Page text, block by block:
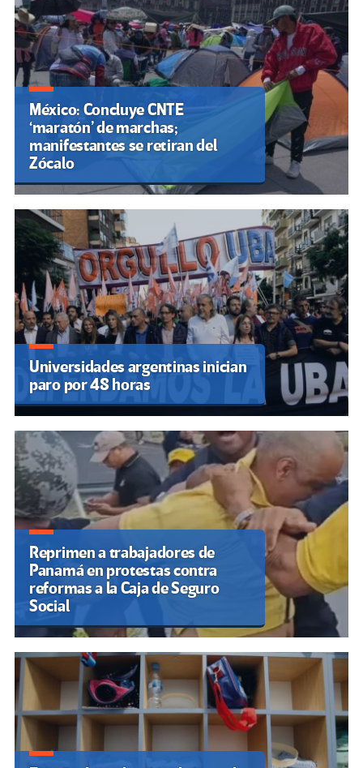
México: Concluye CNTE
‘maratón’ de marchas;
manifestantes se retiran del
Zócalo
Universidades argentinas inician
paro por 48 horas
Reprimen a trabajadores de
Panamá en protestas contra
reformas a la Caja de Seguro
Social